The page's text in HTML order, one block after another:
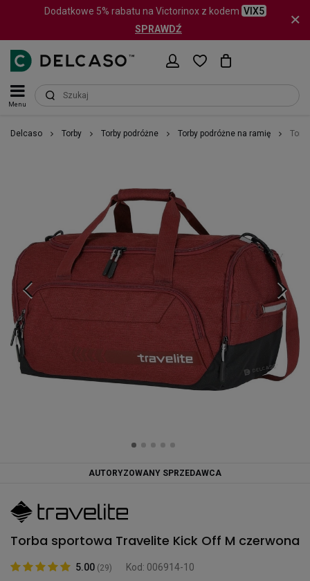
Dodatkowe 5% rabatu na Victorinox z kodem VIX5
SPRAWDŹ
Menu
Delcaso Torby Torby podróżne Torby podróżne na ramię
AUTORYZOWANY SPRZEDAWCA
Torba sportowa Travelite Kick Off M czerwona
5.00 (29) Kod: 006914-10